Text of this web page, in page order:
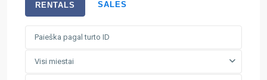
RENTALS SALES
Visi miestai